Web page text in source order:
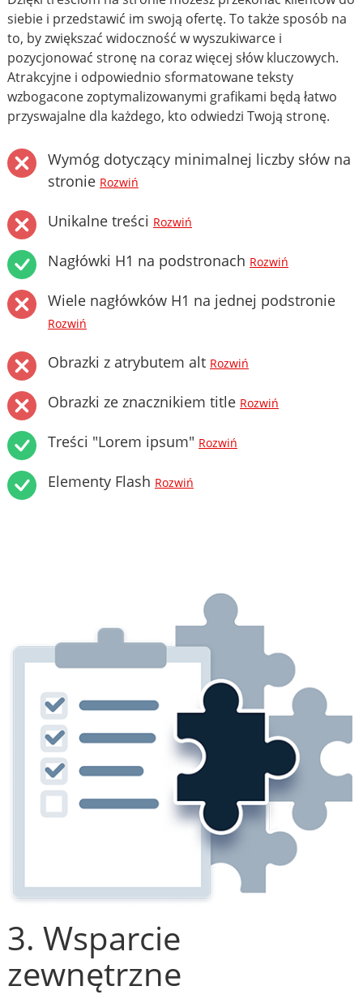
siebie i przedstawić im swoją ofertę. To także sposób na
to, by zwiększać widoczność w wyszukiwarce i
pozycjonować stronę na coraz więcej słów kluczowych.
Atrakcyjne i odpowiednio sformatowane teksty
wzbogacone zoptymalizowanymi grafikami będą łatwo
przyswajalne dla każdego, kto odwiedzi Twoją stronę.
Wymóg dotyczący minimalnej liczby słów na
stronie Rozwiń
Unikalne treści Rozwiń
Nagłówki H1 na podstronach Rozwiń
Wiele nagłówków H1 na jednej podstronie
Rozwiń
Obrazki z atrybutem alt Rozwiń
Obrazki ze znacznikiem title Rozwiń
Treści "Lorem ipsum" Rozwiń
Elementy Flash Rozwiń
3. Wsparcie
zewnętrzne